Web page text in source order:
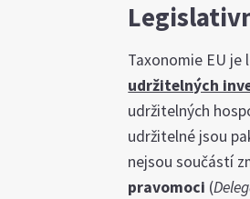
Taxonomie EU
udržitelných
udržitelných
udržitelné jsou
nejsou součástí
pravomoci (